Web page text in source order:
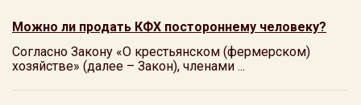
Можно ли продать КФХ постороннему человеку?
Согласно Закону «О крестьянском (фермерском)
хозяйстве» (далее – Закон), членами ...